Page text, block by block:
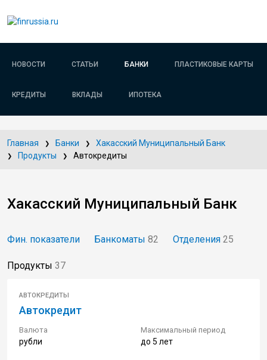
НОВОСТИ СТАТЬИ БАНКИ ПЛАСТИКОВЫЕ КАРТЫ
КРЕДИТЫ ВКЛАДЫ ИПОТЕКА
Главная Банки
Хакасский Муниципальный Банк
Продукты
Автокредиты
Хакасский Муниципальный Банк
Фин. показатели Банкоматы 82 Отделения 25
Продукты 37
АВТОКРЕДИТЫ
Автокредит
Валюта
рубли
Максимальный период
до 5 лет